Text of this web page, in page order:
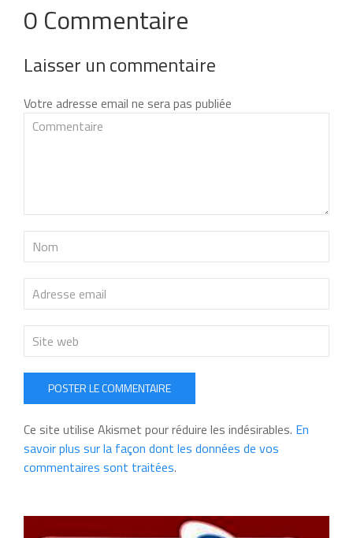
0 Commentaire
Laisser un commentaire
Votre adresse email ne sera pas publiée
POSTER LE COMMENTAIRE
Ce site utilise Akismet pour réduire les indésirables. En
savoir plus sur la façon dont les données de vos
commentaires sont traitées.